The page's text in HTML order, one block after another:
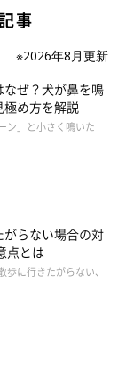
を掘るしぐさ
心不乱にガジ
をビリビリに
できるやつ」
日々振り回
事
※2026年8月更新
ぜ？犬が鼻を鳴
極め方を解説
ン」と小さく鳴いた
らない場合の対
点とは
に行きたがらない、